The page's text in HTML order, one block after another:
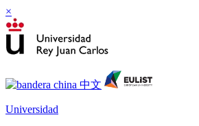
×
Universidad